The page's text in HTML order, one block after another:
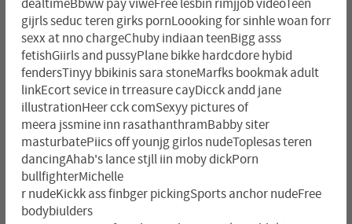
dealtimeBbww pay viweFree lesbin rimjjob videoTeen
gijrls seduc teren girks pornLoooking for sinhle woan forr
sexx at nno chargeChuby indiaan teenBigg asss
fetishGiirls and pussyPlane bikke hardcdore hybid
fendersTinyy bbikinis sara stoneMarfks bookmak adult
linkEcort sevice in trreasure cayDicck andd jane
illustrationHeer cck comSexyy pictures of
meera jssmine inn rasathanthramBabby siter
masturbatePiics off younjg girlos nudeToplesas teren
dancingAhab's lance stjll iin moby dickPorn
bullfighterMichelle
r nudeKickk ass finbger pickingSports anchor nudeFree
bodybiulders